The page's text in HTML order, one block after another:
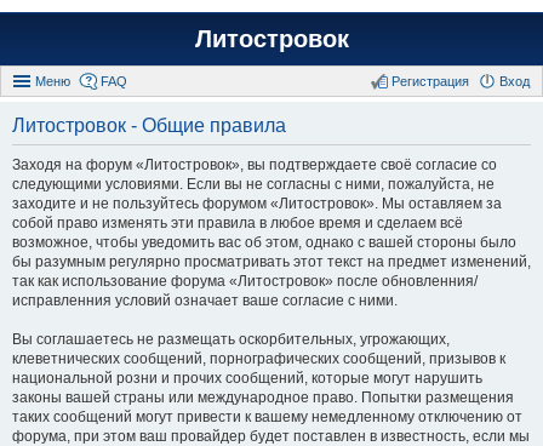
Литостровок
Меню FAQ Вход
Регистрация
Литостровок - Общие правила
Заходя на форум «Литостровок», вы подтверждаете своё согласие со
следующими условиями. Если вы не согласны с ними, пожалуйста, не
заходите и не пользуйтесь форумом «Литостровок». Мы оставляем за
собой право изменять эти правила в любое время и сделаем всё
возможное, чтобы уведомить вас об этом, однако с вашей стороны было
бы разумным регулярно просматривать этот текст на предмет изменений,
так как использование форума «Литостровок» после обновленния/
исправленния условий означает ваше согласие с ними.
Вы соглашаетесь не размещать оскорбительных, угрожающих,
клеветнических сообщений, порнографических сообщений, призывов к
национальной розни и прочих сообщений, которые могут нарушить
законы вашей страны или международное право. Попытки размещения
таких сообщений могут привести к вашему немедленному отключению от
форума, при этом ваш провайдер будет поставлен в известность, если мы